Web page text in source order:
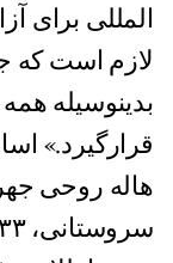
المللی برای
لازم است که
بدینوسیله
قرارگیرد.»
سروستانی، ٣٣ ساله؛ و ساسان تقوا، ٣٢ ساله.